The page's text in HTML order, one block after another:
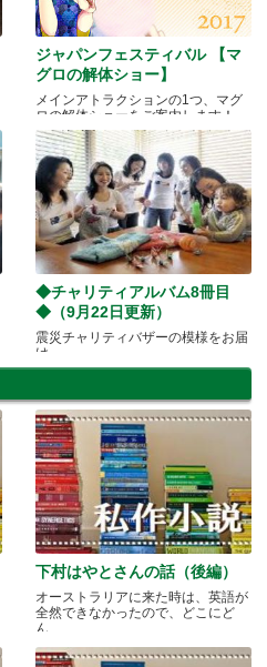
ジャパンフェスティバル 【マ
グロの解体ショー】
メインアトラクションの1つ、マグ
ロの解体ショーをご案内します！
◆チャリティアルバム8冊目
◆（9月22日更新）
震災チャリティバザーの模様をお届
け
下村はやとさんの話（後編）
オーストラリアに来た時は、英語が
全然できなかったので、どこにど
ん.....